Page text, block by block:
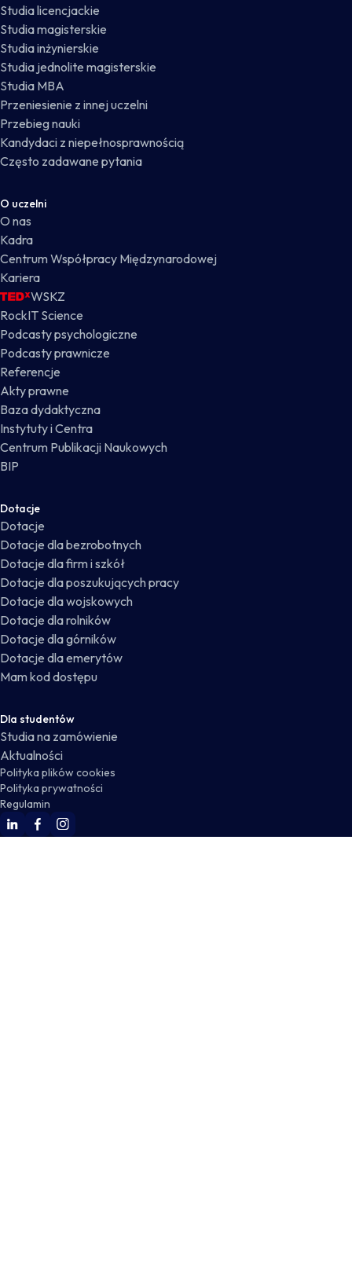
Studia licencjackie
Studia magisterskie
Studia inżynierskie
Studia jednolite magisterskie
Studia MBA
Przeniesienie z innej uczelni
Przebieg nauki
Kandydaci z niepełnosprawnością
Często zadawane pytania
O uczelni
O nas
Kadra
Centrum Współpracy Międzynarodowej
Kariera
WSKZ
RockIT Science
Podcasty psychologiczne
Podcasty prawnicze
Referencje
Akty prawne
Baza dydaktyczna
Instytuty i Centra
Centrum Publikacji Naukowych
BIP
Dotacje
Dotacje
Dotacje dla bezrobotnych
Dotacje dla firm i szkół
Dotacje dla poszukujących pracy
Dotacje dla wojskowych
Dotacje dla rolników
Dotacje dla górników
Dotacje dla emerytów
Mam kod dostępu
Dla studentów
Studia na zamówienie
Aktualności
Polityka plików cookies
Polityka prywatności
Regulamin
WSKZ Linkedin
WSKZ Facebook
WSKZ Instagram